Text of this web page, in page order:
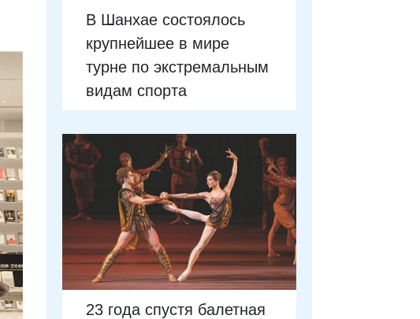
В Шанхае состоялось
крупнейшее в мире
турне по экстремальным
видам спорта
23 года спустя балетная